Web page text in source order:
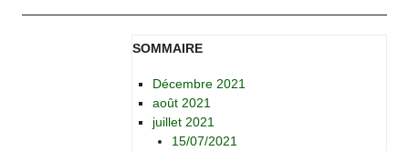
SOMMAIRE
Décembre 2021
août 2021
juillet 2021
15/07/2021